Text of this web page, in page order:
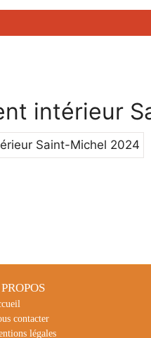
intérieur
contacter
légales